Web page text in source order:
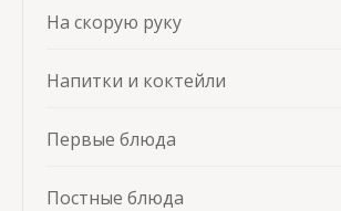
На скорую руку
Напитки и коктейли
Первые блюда
Постные блюда